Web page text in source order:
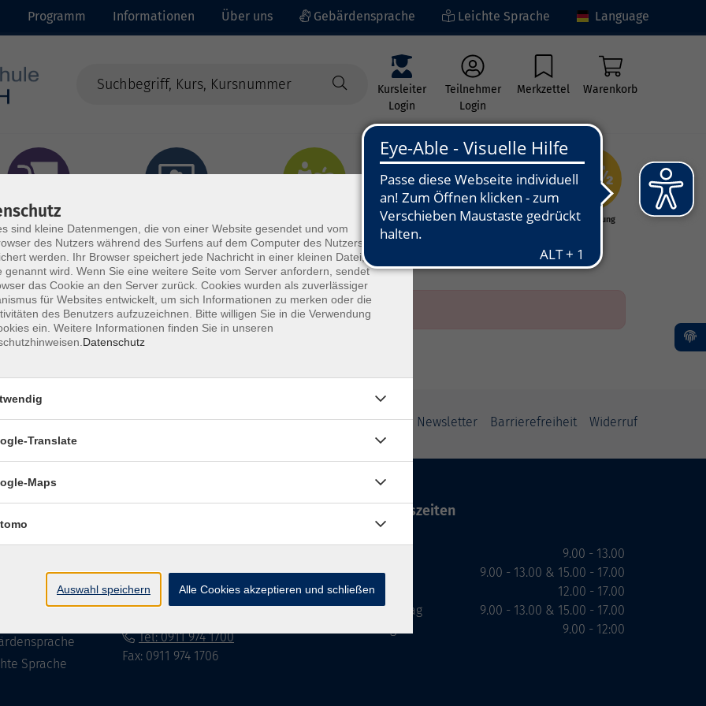
Programm Informationen Über uns Gebärdensprache Leichte Sprache Language
Kursleiter
Login
Teilnehmer
Login
Merkzettel Warenkorb
- Integration
Kunst - Kultur -
Grundbildung
Impressum Datenschutzerklärung AGB Newsletter Barrierefreiheit Widerruf
Sprache
90762 Fürth
info@vhs-fuerth.de
Tel: 0911 974 1700
Fax: 0911 974 1706
Öffnungszeiten
Dienstag
Mittwoch
Donnerstag
9.00 - 13.00
9.00 - 13.00 & 15.00 - 17.00
12.00 - 17.00
9.00 - 13.00 & 15.00 - 17.00
9.00 - 12:00
sind kleine Datenmengen, die von einer Website gesendet und vom
des Nutzers während des Surfens auf dem Computer des Nutzers
werden. Ihr Browser speichert jede Nachricht in einer kleinen Datei, die
genannt wird. Wenn Sie eine weitere Seite vom Server anfordern, sendet
das Cookie an den Server zurück. Cookies wurden als zuverlässiger
für Websites entwickelt, um sich Informationen zu merken oder die
des Benutzers aufzuzeichnen. Bitte willigen Sie in die Verwendung
ein. Weitere Informationen finden Sie in unseren
Datenschutz
×
Translate
Maps
Auswahl speichern Alle Cookies akzeptieren und schließen